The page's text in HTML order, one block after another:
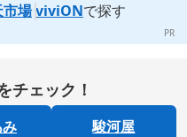
市場 viviONで探す
チェック！
駿河屋